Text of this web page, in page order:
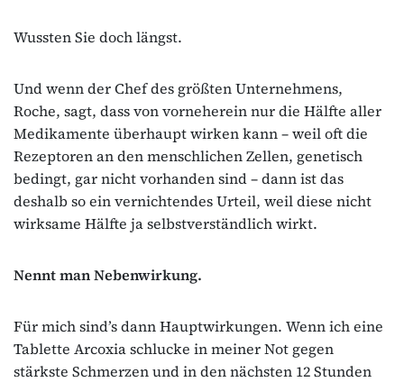
Wussten Sie doch längst.
Und wenn der Chef des größten Unternehmens,
Roche, sagt, dass von vorneherein nur die Hälfte aller
Medikamente überhaupt wirken kann – weil oft die
Rezeptoren an den menschlichen Zellen, genetisch
bedingt, gar nicht vorhanden sind – dann ist das
deshalb so ein vernichtendes Urteil, weil diese nicht
wirksame Hälfte ja selbstverständlich wirkt.
Nennt man Nebenwirkung.
Für mich sind’s dann Hauptwirkungen. Wenn ich eine
Tablette Arcoxia schlucke in meiner Not gegen
stärkste Schmerzen und in den nächsten 12 Stunden